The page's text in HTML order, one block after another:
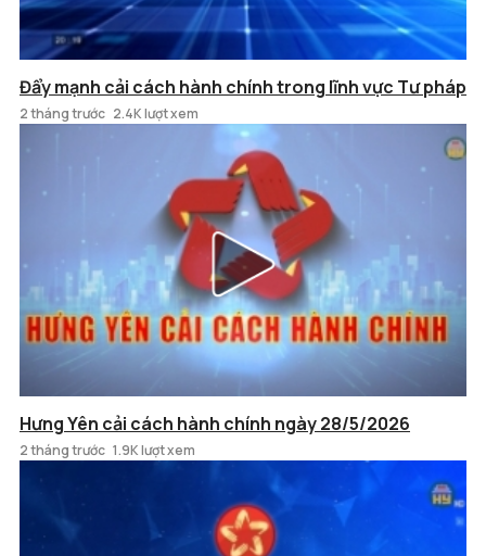
Đẩy mạnh cải cách hành chính trong lĩnh vực Tư pháp
2 tháng trước 2.4K lượt xem
Hưng Yên cải cách hành chính ngày 28/5/2026
2 tháng trước 1.9K lượt xem